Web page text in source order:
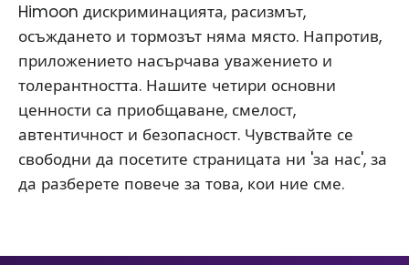
Himoon дискриминацията, расизмът,
осъждането и тормозът няма място. Напротив,
приложението насърчава уважението и
толерантността. Нашите четири основни
ценности са приобщаване, смелост,
автентичност и безопасност. Чувствайте се
свободни да посетите страницата ни 'за нас', за
да разберете повече за това, кои ние сме.